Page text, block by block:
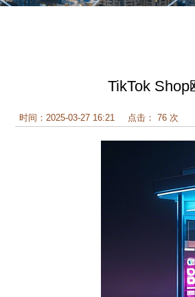
TikTok
时间：2025-03-27 16:21 点击： 76 次